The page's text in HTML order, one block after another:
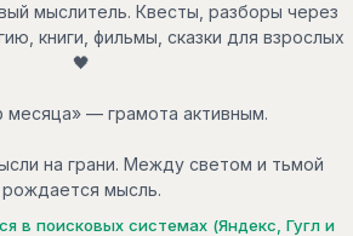
мыслитель. Квесты, разборы через
книги, фильмы, сказки для взрослых
🖤
месяца» — грамота активным.
на грани. Между светом и тьмой
рождается мысль.
в поисковых системах (Яндекс, Гугл и